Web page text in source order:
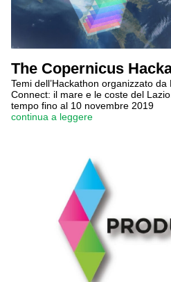
The Copernicus
Temi dell’Hackathon organizzato
Connect: il mare e le coste del
tempo fino al 10 novembre 2019
continua a leggere